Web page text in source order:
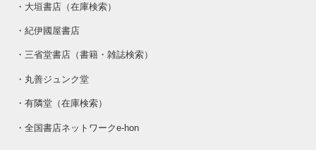
・ 大垣書店（在庫検索）
・紀伊國屋書店
・三省堂書店（書籍・雑誌検索）
・ 丸善ジュンク堂
・有隣堂（在庫検索）
・全国書店ネットワークe-hon